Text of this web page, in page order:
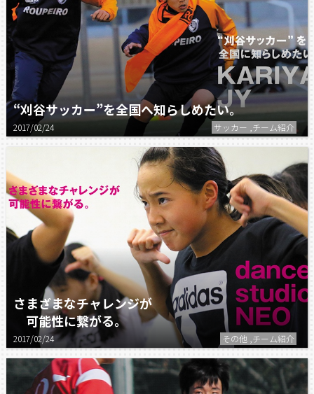
“刈谷サッカー”を全国へ知らしめたい。
2017/02/24 サッカー ,チーム紹介
さまざまなチャレンジが
可能性に繋がる。
2017/02/24 その他 ,チーム紹介